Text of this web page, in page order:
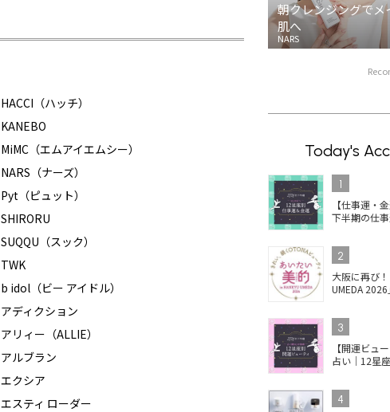
HACCI（ハッチ）
KANEBO
MiMC（エムアイエムシー）
NARS（ナーズ）
Pyt（ピュット）
SHIRORU
SUQQU（スック）
TWK
b idol（ビー アイドル）
アディクション
アリィー（ALLIE）
アルブラン
エクシア
エスティ ローダー
朝クレンジングで
肌へ
NARS
Today's
1
【仕事運・
下半期の仕
2
大阪に再び
UMEDA
3
【開運ビュ
占い｜12星
4